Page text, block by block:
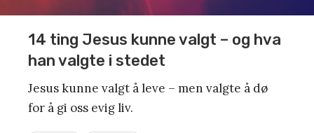
14 ting Jesus kunne valgt – og hva
han valgte i stedet
Jesus kunne valgt å leve – men valgte å dø
for å gi oss evig liv.